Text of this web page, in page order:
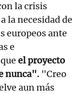
la crisis
la necesidad de
europeos ante
e
el proyecto
nunca". "Creo
aun más